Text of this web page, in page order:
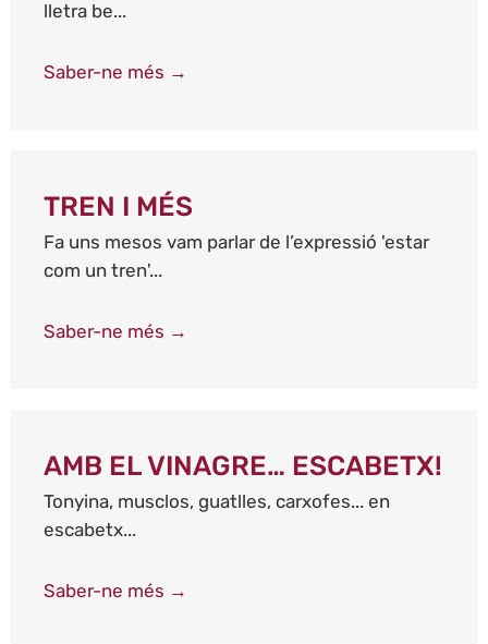
lletra be...
Saber-ne més →
TREN I MÉS
Fa uns mesos vam parlar de l’expressió 'estar
com un tren'...
Saber-ne més →
AMB EL VINAGRE… ESCABETX!
Tonyina, musclos, guatlles, carxofes... en
escabetx...
Saber-ne més →